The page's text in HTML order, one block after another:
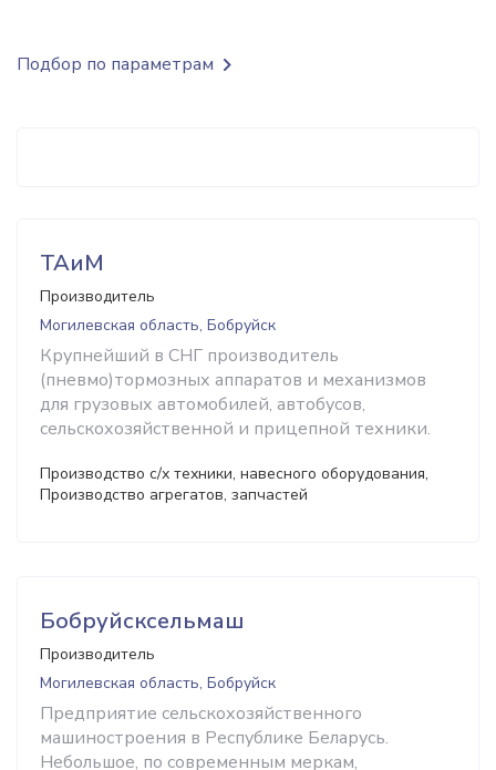
ТАиМ
Производитель
Могилевская область, Бобруйск
Крупнейший в СНГ производитель
(пневмо)тормозных аппаратов и механизмов
для грузовых автомобилей, автобусов,
сельскохозяйственной и прицепной техники.
Производство с/х техники, навесного оборудования,
Производство агрегатов, запчастей
Бобруйсксельмаш
Производитель
Могилевская область, Бобруйск
Предприятие сельскохозяйственного
машиностроения в Республике Беларусь.
Небольшое, по современным меркам,
Подбор по параметрам